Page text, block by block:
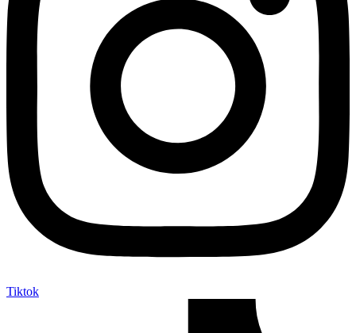
Tiktok